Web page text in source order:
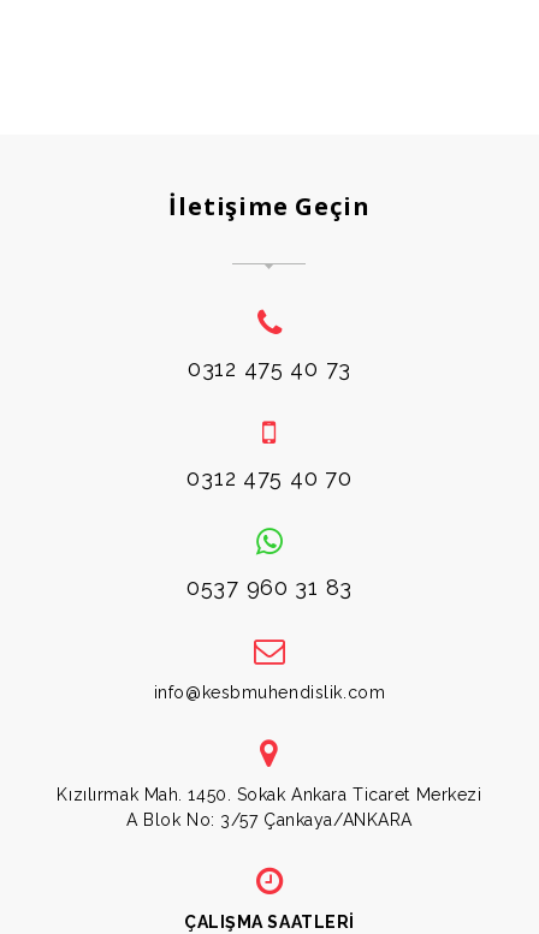
İletişime Geçin
0312 475 40 73
0312 475 40 70
0537 960 31 83
info@kesbmuhendislik.com
Kızılırmak Mah. 1450. Sokak Ankara Ticaret Merkezi
A Blok No: 3/57 Çankaya/ANKARA
ÇALIŞMA SAATLERİ